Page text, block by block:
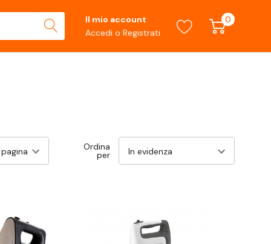
Il mio account
Accedi o Registrati
0
Ordina
per